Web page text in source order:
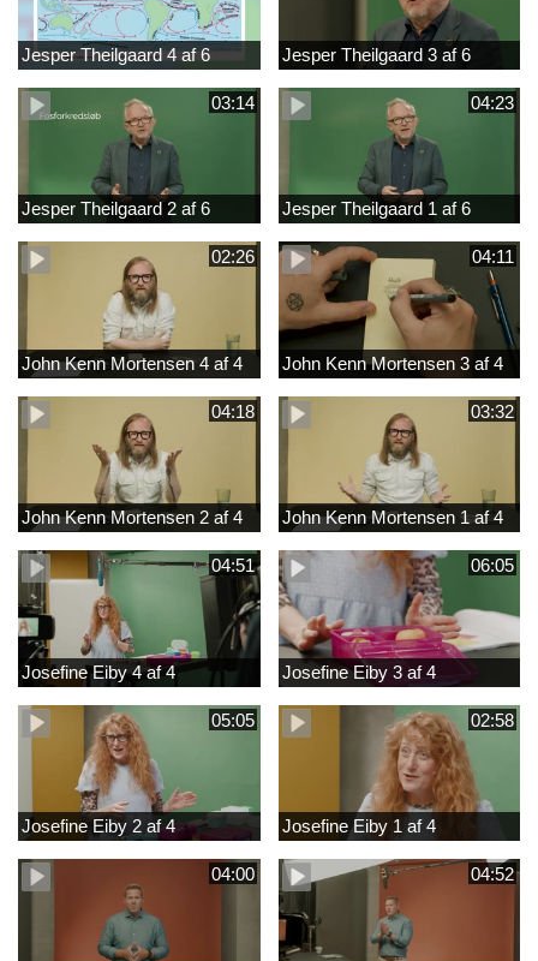
Jesper Theilgaard 4 af 6 Jesper Theilgaard 3 af 6
03:14
Jesper Theilgaard 2 af 6
04:23
Jesper Theilgaard 1 af 6
02:26
John Kenn Mortensen 4 af 4
04:11
John Kenn Mortensen 3 af 4
04:18
John Kenn Mortensen 2 af 4
03:32
John Kenn Mortensen 1 af 4
04:51
Josefine Eiby 4 af 4
06:05
Josefine Eiby 3 af 4
05:05
Josefine Eiby 2 af 4
02:58
Josefine Eiby 1 af 4
04:00 04:52